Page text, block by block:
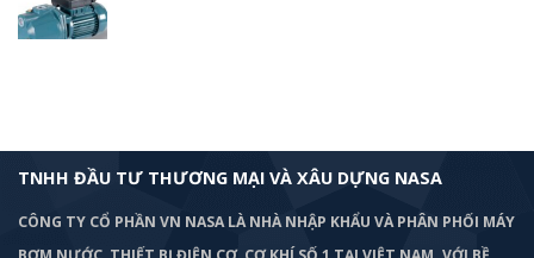
TNHH ĐẦU TƯ THƯƠNG MẠI VÀ XÂU DỰNG NASA
CÔNG TY CỔ PHẦN VN NASA LÀ NHÀ NHẬP KHẨU VÀ PHÂN PHỐI MÁY